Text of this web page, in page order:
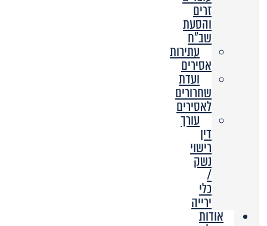
זרים
והסעת
שב”ח
עתירות
אסירים
ועדת
שחרורים
לאסירים
עורך
דין
רישוי
נשק
/
כלי
ירייה
אודות